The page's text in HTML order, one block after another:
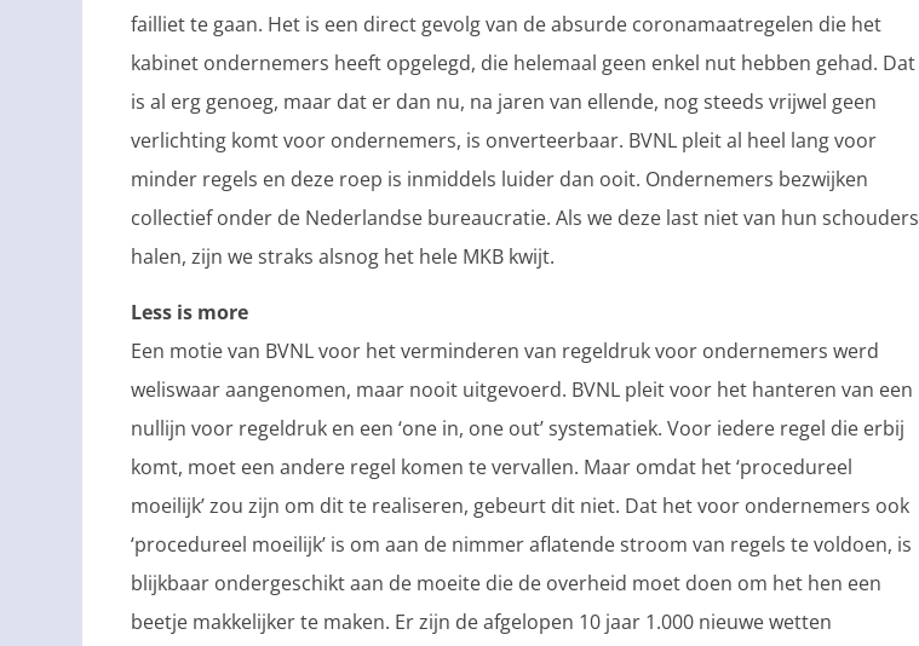
failliet te gaan. Het is een direct gevolg van de absurde coronamaatregelen die het
kabinet ondernemers heeft opgelegd, die helemaal geen enkel nut hebben gehad. Dat
is al erg genoeg, maar dat er dan nu, na jaren van ellende, nog steeds vrijwel geen
verlichting komt voor ondernemers, is onverteerbaar. BVNL pleit al heel lang voor
minder regels en deze roep is inmiddels luider dan ooit. Ondernemers bezwijken
collectief onder de Nederlandse bureaucratie. Als we deze last niet van hun schouders
halen, zijn we straks alsnog het hele MKB kwijt.
Less is more
Een motie van BVNL voor het verminderen van regeldruk voor ondernemers werd
weliswaar aangenomen, maar nooit uitgevoerd. BVNL pleit voor het hanteren van een
nullijn voor regeldruk en een ‘one in, one out’ systematiek. Voor iedere regel die erbij
komt, moet een andere regel komen te vervallen. Maar omdat het ‘procedureel
moeilijk’ zou zijn om dit te realiseren, gebeurt dit niet. Dat het voor ondernemers ook
‘procedureel moeilijk’ is om aan de nimmer aflatende stroom van regels te voldoen, is
blijkbaar ondergeschikt aan de moeite die de overheid moet doen om het hen een
beetje makkelijker te maken. Er zijn de afgelopen 10 jaar 1.000 nieuwe wetten